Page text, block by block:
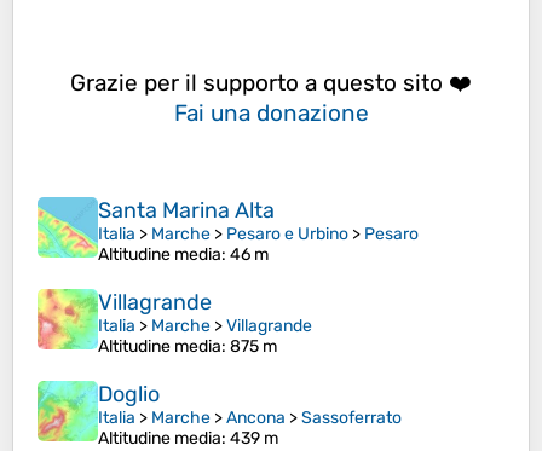
Grazie per il supporto a questo sito ❤️
Fai una donazione
Santa Marina Alta
Italia > Marche > Pesaro e Urbino > Pesaro
Altitudine media: 46 m
Villagrande
Italia > Marche >Villagrande
Altitudine media: 875 m
Doglio
Italia > Marche >Ancona >Sassoferrato
Altitudine media: 439 m